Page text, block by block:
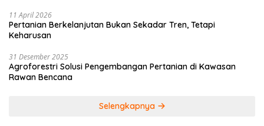
11 April 2026
Pertanian Berkelanjutan Bukan Sekadar Tren, Tetapi
Keharusan
31 Desember 2025
Agroforestri Solusi Pengembangan Pertanian di Kawasan
Rawan Bencana
Selengkapnya